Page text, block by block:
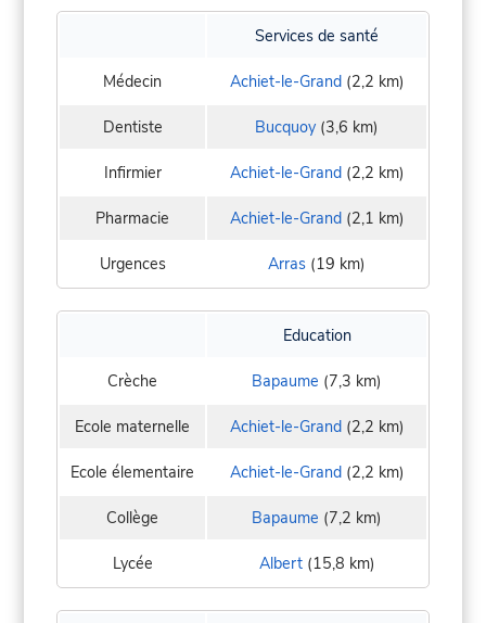
Services de santé
Médecin Achiet-le-Grand(2,2 km)
Dentiste Bucquoy (3,6 km)
Infirmier Achiet-le-Grand(2,2 km)
Pharmacie Achiet-le-Grand(2,1 km)
Urgences Arras (19 km)
Education
Crèche Bapaume (7,3 km)
Ecole maternelle Achiet-le-Grand(2,2 km)
Ecole élementaire Achiet-le-Grand(2,2 km)
Collège Bapaume (7,2 km)
Lycée Albert(15,8 km)